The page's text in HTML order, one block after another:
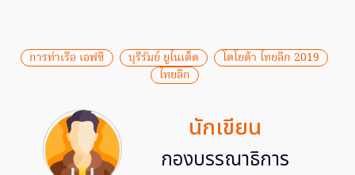
การท่าเรือ เอฟซี บุรีรัมย์ ยูไนเต็ด
โตโยต้า ไทยลีก 2019
ไทยลีก
นักเขียน
กองบรรณาธิการ